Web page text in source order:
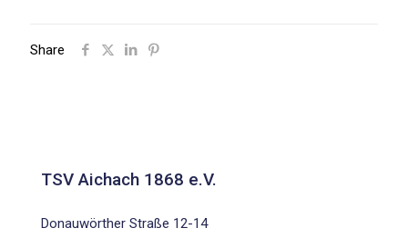
Share
TSV Aichach 1868 e.V.
Donauwörther Straße 12-14